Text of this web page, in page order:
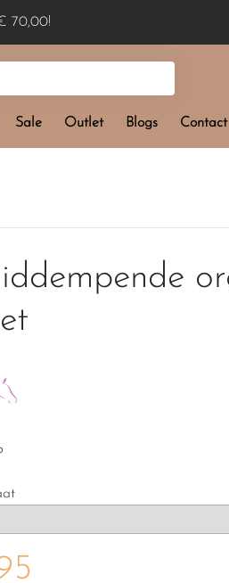
70,00!
Sale Outlet Blogs Contact